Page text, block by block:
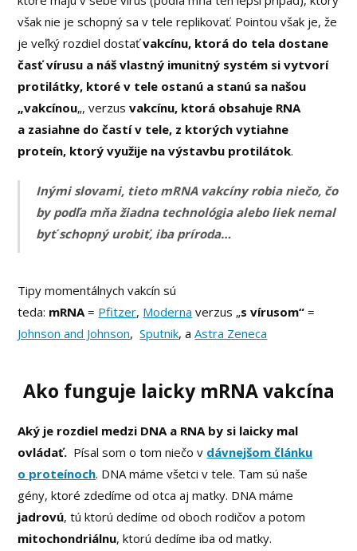
však nie je schopný sa v tele replikovať. Pointou však je, že
je veľký rozdiel dostaťvakcínu, ktorá do tela dostane
časť vírusu a náš vlastný imunitný systém si vytvorí
protilátky, ktoré v tele ostanú a stanú sa našou
„vakcínou„, verzusvakcínu, ktorá obsahuje RNA
a zasiahne do častí v tele, z ktorých vytiahne
proteín, ktorý využije na výstavbu protilátok.
Inými slovami, tieto mRNA vakcíny robia niečo, čo
by podľa mňa žiadna technológia alebo liek nemal
byť schopný urobiť, iba príroda…
Tipy momentálnych vakcín sú
teda: mRNA= Pfitzer, Moderna verzus „s vírusom“=
Johnson and Johnson,Sputnik, aAstra Zeneca
Ako funguje laicky mRNA vakcína
Aký je rozdiel medzi DNA a RNA by si laicky mal
ovládať. Písal som o tom niečo v dávnejšom článku
o proteínoch. DNA máme všetci v tele. Tam sú naše
gény, ktoré zdedíme od otca aj matky. DNA máme
jadrovú, tú ktorú dedíme od oboch rodičov a potom
mitochondriálnu, ktorú dedíme iba od matky.